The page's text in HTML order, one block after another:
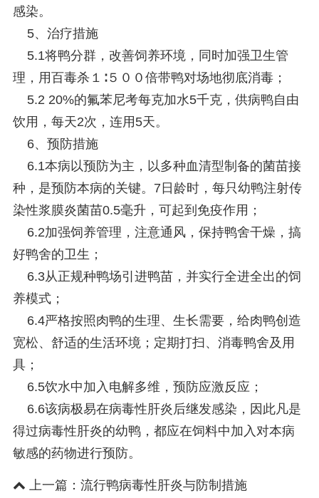
感染。
5、治疗措施
5.1将鸭分群，改善饲养环境，同时加强卫生管
理，用百毒杀１∶５００倍带鸭对场地彻底消毒；
5.2 20%的氟苯尼考每克加水5千克，供病鸭自由
饮用，每天2次，连用5天。
6、预防措施
6.1本病以预防为主，以多种血清型制备的菌苗接
种，是预防本病的关键。7日龄时，每只幼鸭注射传
染性浆膜炎菌苗0.5毫升，可起到免疫作用；
6.2加强饲养管理，注意通风，保持鸭舍干燥，搞
好鸭舍的卫生；
6.3从正规种鸭场引进鸭苗，并实行全进全出的饲
养模式；
6.4严格按照肉鸭的生理、生长需要，给肉鸭创造
宽松、舒适的生活环境；定期打扫、消毒鸭舍及用
具；
6.5饮水中加入电解多维，预防应激反应；
6.6该病极易在病毒性肝炎后继发感染，因此凡是
得过病毒性肝炎的幼鸭，都应在饲料中加入对本病
敏感的药物进行预防。
上一篇： 流行鸭病毒性肝炎与防制措施